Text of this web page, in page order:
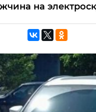
на